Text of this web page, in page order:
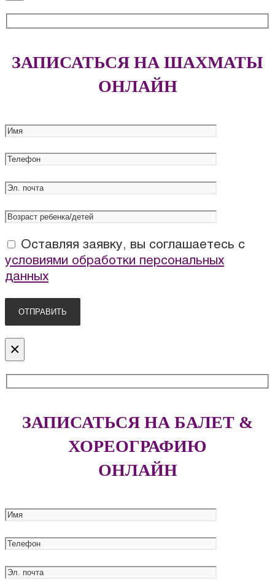
ЗАПИСАТЬСЯ НА ШАХМАТЫ
ОНЛАЙН
Оставляя заявку, вы соглашаетесь с
условиями обработки персональных
данных
×
ЗАПИСАТЬСЯ НА БАЛЕТ &
ХОРЕОГРАФИЮ
ОНЛАЙН